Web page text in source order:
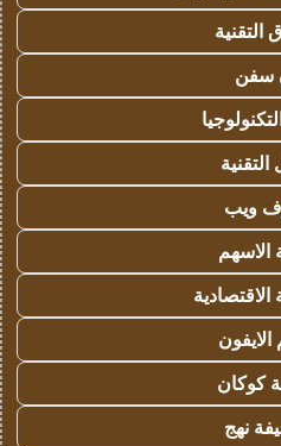
التقنية
سفن
التقنية
ويب
الاسهم
الايفون
كوكان
نهج